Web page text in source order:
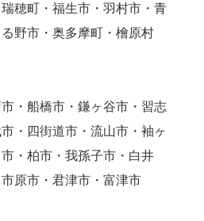
穂町・福生市・羽村市・青
野市・奥多摩町・檜原村
・船橋市・鎌ヶ谷市・習志
・四街道市・流山市・袖ヶ
・柏市・我孫子市・白井
原市・君津市・富津市